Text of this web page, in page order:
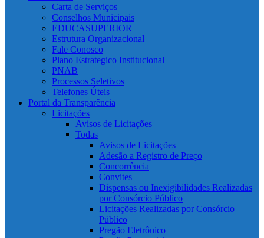
Carta de Serviços
Conselhos Municipais
EDUCASUPERIOR
Estrutura Organizacional
Fale Conosco
Plano Estrategico Institucional
PNAB
Processos Seletivos
Telefones Úteis
Portal da Transparência
Licitações
Avisos de Licitações
Todas
Avisos de Licitações
Adesão a Registro de Preço
Concorrência
Convites
Dispensas ou Inexigibilidades Realizadas
por Consórcio Público
Licitações Realizadas por Consórcio
Público
Pregão Eletrônico